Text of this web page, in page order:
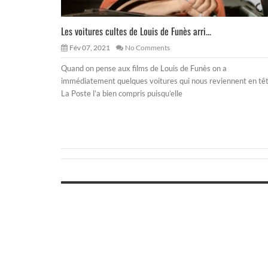
Les voitures cultes de Louis de Funès arri...
Fév 07, 2021 No Comments
Quand on pense aux films de Louis de Funès on a
immédiatement quelques voitures qui nous reviennent en
La Poste l’a bien compris puisqu’elle